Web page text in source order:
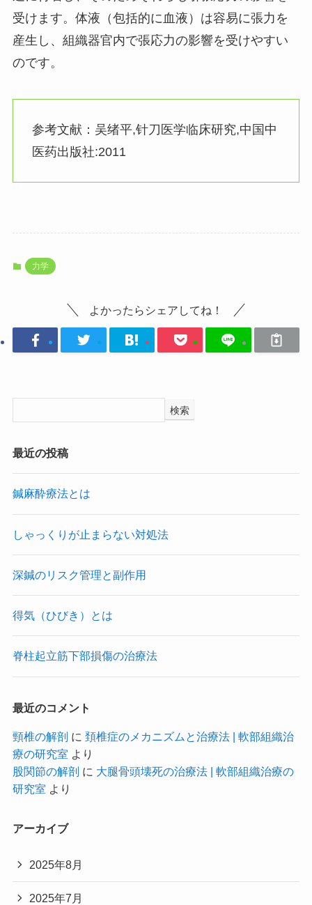
受けます。体液（包括的に血液）は容易に張力を
産生し、組織器官内で張応力の影響を受けやすい
のです。
参考文献：吴绪平,针刀医学临床研究,中国中
医药出版社:2011
力学
よかったらシェアしてね！
検索
最近の投稿
鍼麻酔療法とは
しゃっくりが止まらない対処法
深鍼のリスク管理と副作用
得気（ひびき）とは
脊柱起立筋下部損傷の治療法
最近のコメント
頸椎の解剖 に 頚椎症のメカニズムと治療法 | 軟部組織治
療の研究室 より
股関節の解剖 に 大腿骨頭壊死の治療法 | 軟部組織治療の
研究室 より
アーカイブ
2025年8月
2025年7月